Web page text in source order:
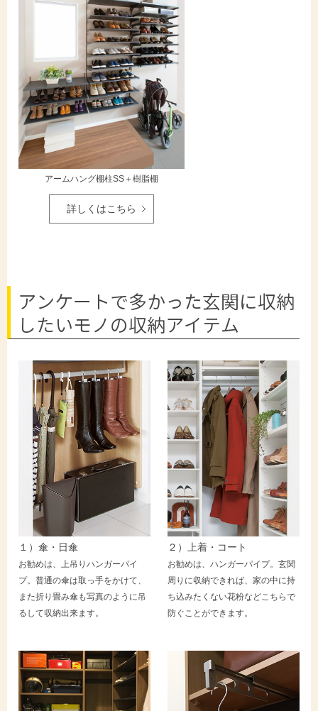
アームハング棚柱SS＋樹脂棚
詳しくはこちら
アンケートで多かった玄関に収納
したいモノの収納アイテム
１）傘・日傘
お勧めは、上吊りハンガーパイ
プ。普通の傘は取っ手をかけて、
また折り畳み傘も写真のように吊
るして収納出来ます。
２）上着・コート
お勧めは、ハンガーパイプ。玄関
周りに収納できれば、家の中に持
ち込みたくない花粉などこちらで
防ぐことができます。